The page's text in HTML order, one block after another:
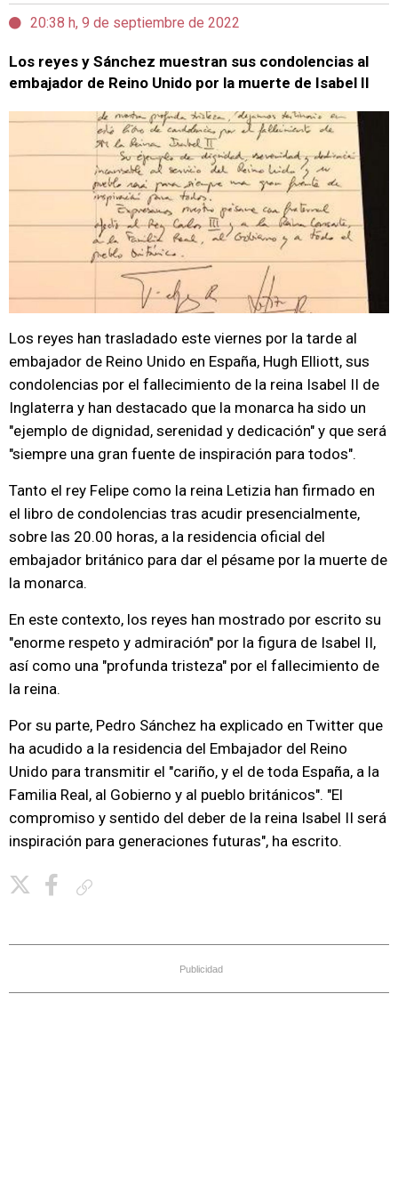
20:38 h, 9 de septiembre de 2022
Los reyes y Sánchez muestran sus condolencias al
embajador de Reino Unido por la muerte de Isabel II
Los reyes han trasladado este viernes por la tarde al
embajador de Reino Unido en España, Hugh Elliott, sus
condolencias por el fallecimiento de la reina Isabel II de
Inglaterra y han destacado que la monarca ha sido un
"ejemplo de dignidad, serenidad y dedicación" y que será
"siempre una gran fuente de inspiración para todos".
Tanto el rey Felipe como la reina Letizia han firmado en
el libro de condolencias tras acudir presencialmente,
sobre las 20.00 horas, a la residencia oficial del
embajador británico para dar el pésame por la muerte de
la monarca.
En este contexto, los reyes han mostrado por escrito su
"enorme respeto y admiración" por la figura de Isabel II,
así como una "profunda tristeza" por el fallecimiento de
la reina.
Por su parte, Pedro Sánchez ha explicado en Twitter que
ha acudido a la residencia del Embajador del Reino
Unido para transmitir el "cariño, y el de toda España, a la
Familia Real, al Gobierno y al pueblo británicos". "El
compromiso y sentido del deber de la reina Isabel II será
inspiración para generaciones futuras", ha escrito.
Publicidad